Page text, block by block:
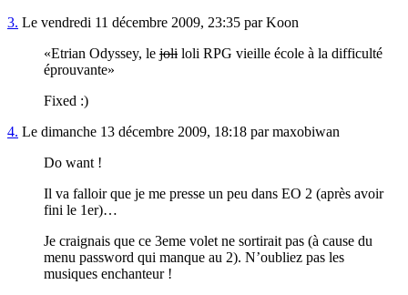
3. Le vendredi 11 décembre 2009, 23:35 par Koon
Etrian Odyssey, le joli loli RPG vieille école à la difficulté
éprouvante
Fixed :)
4. Le dimanche 13 décembre 2009, 18:18 par maxobiwan
Do want !
Il va falloir que je me presse un peu dans EO 2 (après avoir
fini le 1er)…
Je craignais que ce 3eme volet ne sortirait pas (à cause du
menu password qui manque au 2). N’oubliez pas les
musiques enchanteur !